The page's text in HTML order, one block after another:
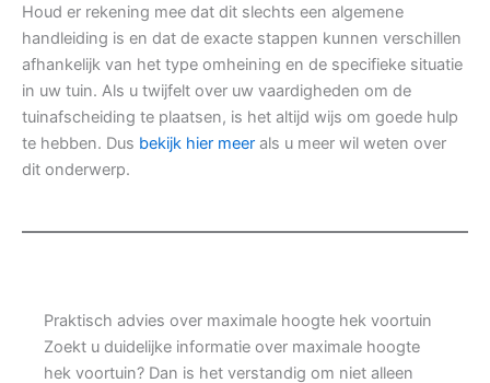
Houd er rekening mee dat dit slechts een algemene
handleiding is en dat de exacte stappen kunnen verschillen
afhankelijk van het type omheining en de specifieke situatie
in uw tuin. Als u twijfelt over uw vaardigheden om de
tuinafscheiding te plaatsen, is het altijd wijs om goede hulp
te hebben. Dus bekijk hier meer als u meer wil weten over
dit onderwerp.
Praktisch advies over maximale hoogte hek voortuin
Zoekt u duidelijke informatie over maximale hoogte
hek voortuin? Dan is het verstandig om niet alleen